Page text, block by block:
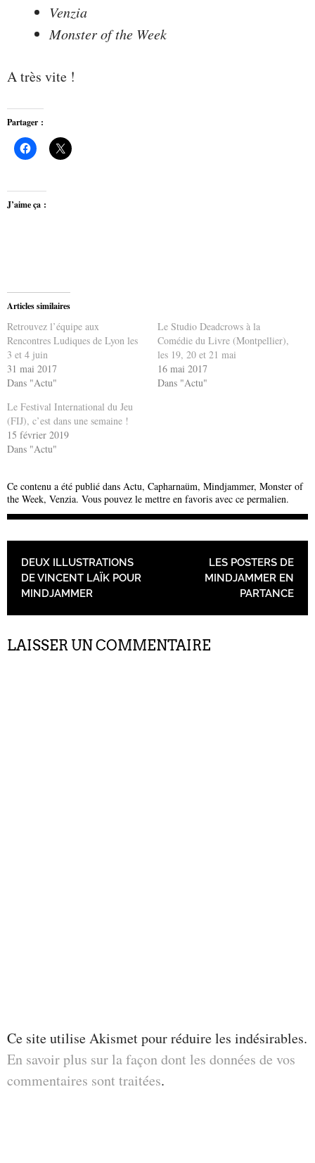
Venzia
Monster of the Week
A très vite !
Partager :
J’aime ça :
Articles similaires
Retrouvez l’équipe aux
Rencontres Ludiques de Lyon les
3 et 4 juin
31 mai 2017
Dans "Actu"
Le Studio Deadcrows à la
Comédie du Livre (Montpellier),
les 19, 20 et 21 mai
16 mai 2017
Dans "Actu"
Le Festival International du Jeu
(FIJ), c’est dans une semaine !
15 février 2019
Dans "Actu"
Ce contenu a été publié dans Actu, Capharnaüm, Mindjammer, Monster of
the Week, Venzia. Vous pouvez le mettre en favoris avec ce permalien.
NAVIGATION DES ARTICLES
DEUX ILLUSTRATIONS
DE VINCENT LAÏK POUR
MINDJAMMER
LES POSTERS DE
MINDJAMMER EN
PARTANCE
LAISSER UN COMMENTAIRE
Ce site utilise Akismet pour réduire les indésirables.
En savoir plus sur la façon dont les données de vos
commentaires sont traitées.